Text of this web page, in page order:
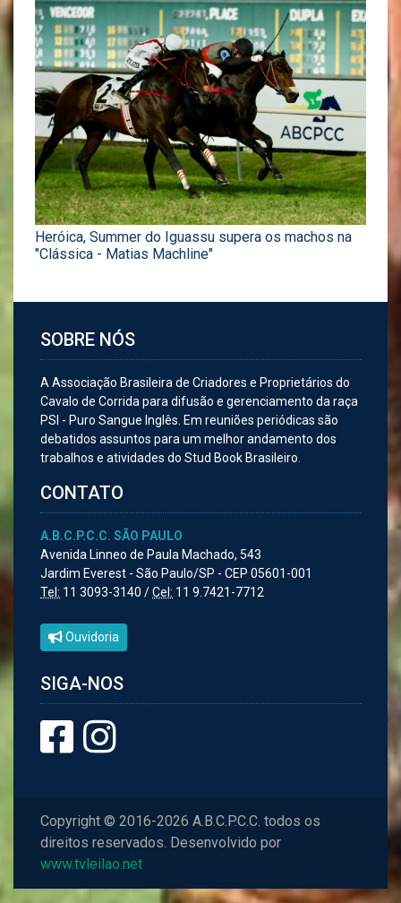
Heróica, Summer do Iguassu supera os machos na
"Clássica - Matias Machline"
SOBRE NÓS
A Associação Brasileira de Criadores e Proprietários do
Cavalo de Corrida para difusão e gerenciamento da raça
PSI - Puro Sangue Inglês. Em reuniões periódicas são
debatidos assuntos para um melhor andamento dos
trabalhos e atividades do Stud Book Brasileiro.
CONTATO
A.B.C.P.C.C. SÃO PAULO
Avenida Linneo de Paula Machado, 543
Jardim Everest - São Paulo/SP - CEP 05601-001
Tel: 11 3093-3140 /Cel: 11 9.7421-7712
Ouvidoria
SIGA-NOS
Copyright © 2016-2026 A.B.C.P.C.C. todos os
direitos reservados. Desenvolvido por
www.tvleilao.net